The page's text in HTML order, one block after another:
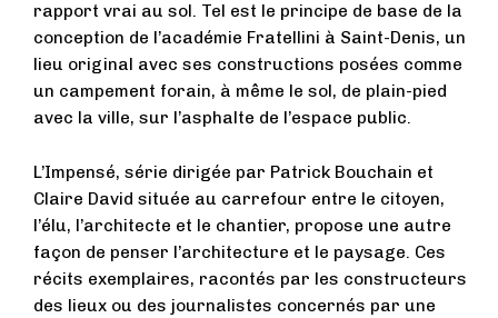
rapport vrai au sol. Tel est le principe de base de la
conception de l’académie Fratellini à Saint-Denis, un
lieu original avec ses constructions posées comme
un campement forain, à même le sol, de plain-pied
avec la ville, sur l’asphalte de l’espace public.
L’Impensé, série dirigée par Patrick Bouchain et
Claire David située au carrefour entre le citoyen,
l’élu, l’architecte et le chantier, propose une autre
façon de penser l’architecture et le paysage. Ces
récits exemplaires, racontés par les constructeurs
des lieux ou des journalistes concernés par une